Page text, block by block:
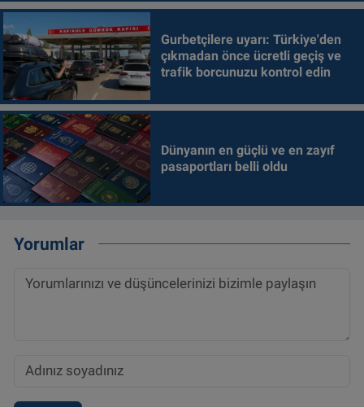
Gurbetçilere uyarı: Türkiye'den
çıkmadan önce ücretli geçiş ve
trafik borcunuzu kontrol edin
Dünyanın en güçlü ve en zayıf
pasaportları belli oldu
Yorumlar